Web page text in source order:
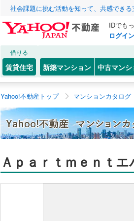
社会課題に挑む活動を知って、共感でき
IDでも
ログイン
借りる
賃貸住宅 新築マンション 中古マンシ
Yahoo!不動産トップ マンションカタログ
Ａｐａｒｔｍｅｎｔ